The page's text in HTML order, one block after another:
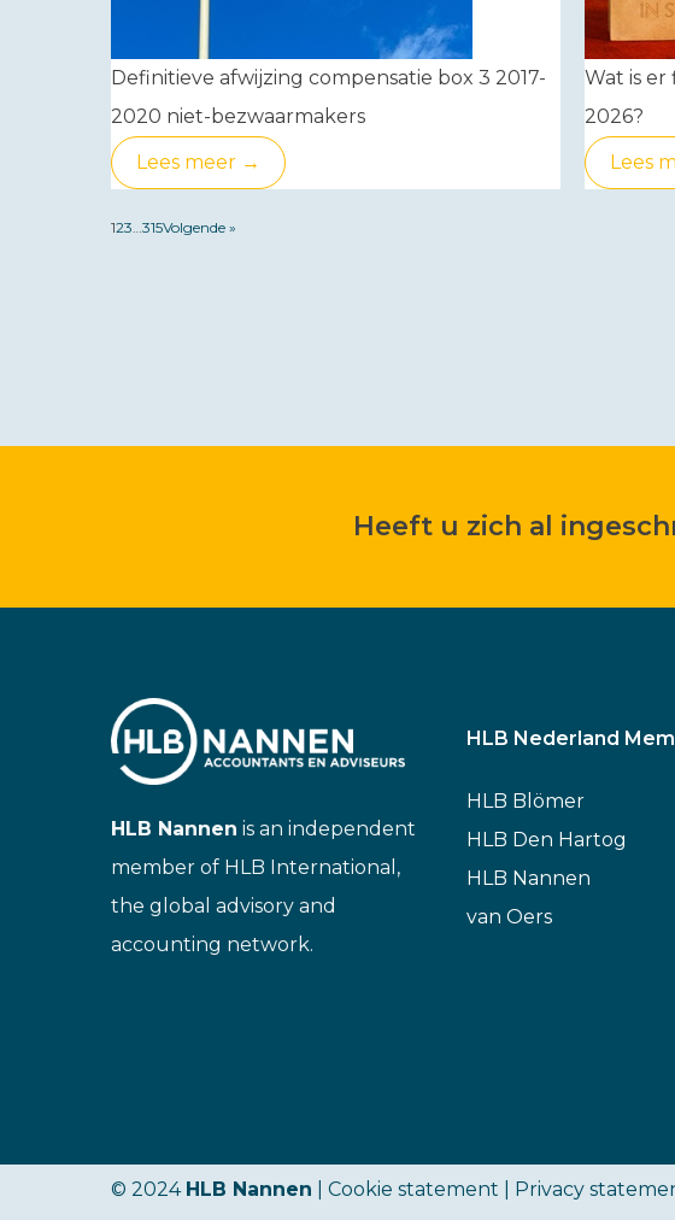
Definitieve afwijzing compensatie box 3 2017-
2020 niet-bezwaarmakers
Lees meer →
Wat is er
2026?
Lees
123 315Volgende »
Heeft u zich al
HLB Nannen is an independent
member of HLB International,
the global advisory and
accounting network.
HLB Nederland
HLB Blömer
HLB Den Hartog
HLB Nannen
van Oers
© 2024 HLB Nannen | Cookie statement | Privacy